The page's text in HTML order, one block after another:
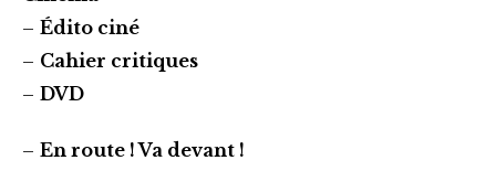
– Édito ciné
– Cahier critiques
– DVD
– En route ! Va devant !